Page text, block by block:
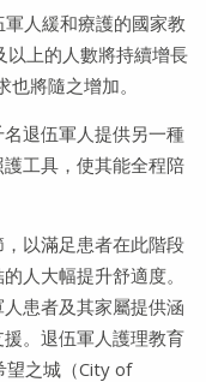
人緩和療護的國家教
上的人數將持續增長
將隨之增加。
退伍軍人提供另一種
工具，使其能全程陪
以滿足患者在此階段
人大幅提升舒適度。
患者及其家屬提供涵
。退伍軍人護理教育
望之城（City of